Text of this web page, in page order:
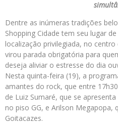
Dentre as inúmeras tradições
Shopping Cidade tem seu lugar
localização privilegiada, no
virou parada obrigatória para
deseja aliviar o estresse do dia
Nesta quinta-feira (19), a
amantes do rock, que entre
de Luiz Sumaré, que se
no piso GG, e Arilson Megapopa,
Goitacazes.